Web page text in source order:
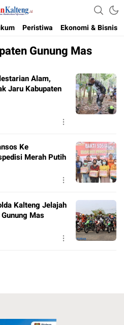
Kalteng
& Independent
Peristiwa Ekonomi & Bisnis
Gunung Mas
Alam,
Ke
Merah Putih
Kalteng Jelajah
Mas